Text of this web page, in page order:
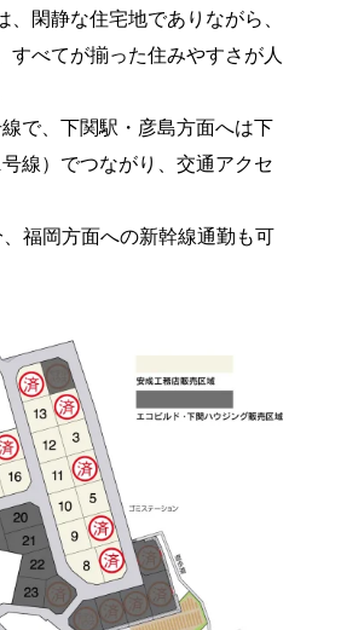
、閑静な住宅地でありながら、
すべてが揃った住みやすさが人
で、下関駅・彦島方面へは下
線）でつながり、交通アクセ
福岡方面への新幹線通勤も可